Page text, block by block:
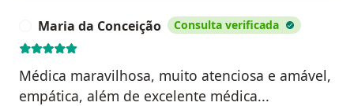
Maria da Conceição Consulta verificada
Médica maravilhosa, muito atenciosa e amável,
empática, além de excelente médica...